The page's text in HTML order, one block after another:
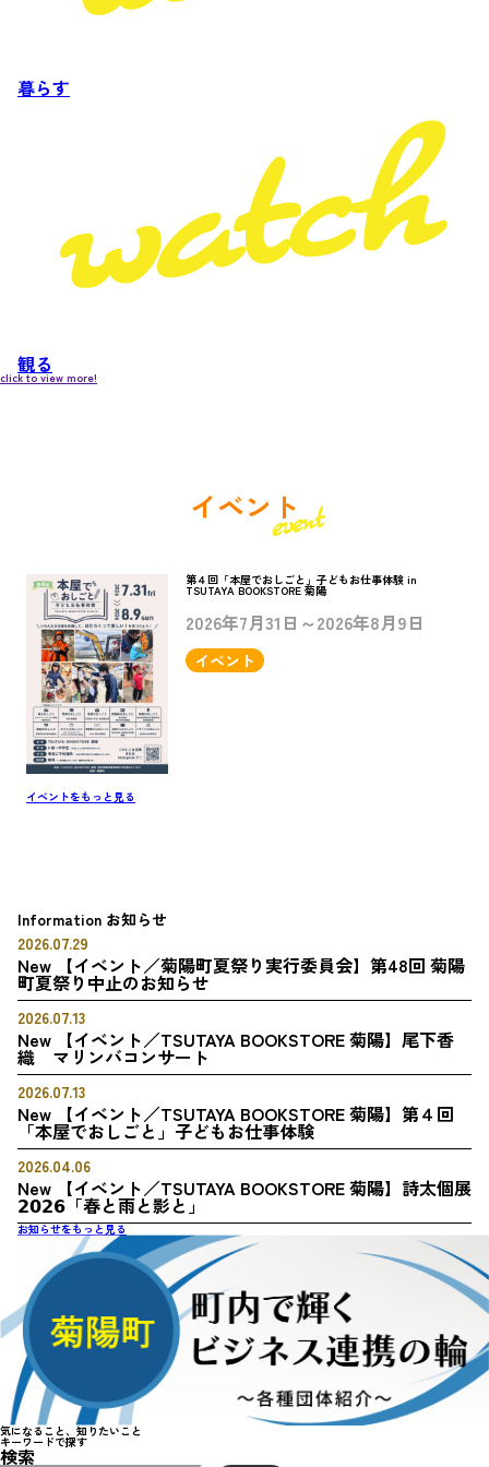
暮らす
観る
click to view more!
イベント
第４回「本屋でおしごと」子どもお仕事体験 in
TSUTAYA BOOKSTORE 菊陽
2026年7月31日～2026年8月9日
イベント
イベントをもっと見る
Information お知らせ
2026.07.29
New 【イベント／菊陽町夏祭り実行委員会】第48回 菊陽
町夏祭り中止のお知らせ
2026.07.13
New 【イベント／TSUTAYA BOOKSTORE 菊陽】尾下香
織 マリンバコンサート
2026.07.13
New 【イベント／TSUTAYA BOOKSTORE 菊陽】第４回
「本屋でおしごと」子どもお仕事体験
2026.04.06
New 【イベント／TSUTAYA BOOKSTORE 菊陽】詩太個展
𝟮𝟬𝟮𝟲「春と雨と影と」
お知らせをもっと見る
気になること、知りたいこと
キーワードで探す
検索